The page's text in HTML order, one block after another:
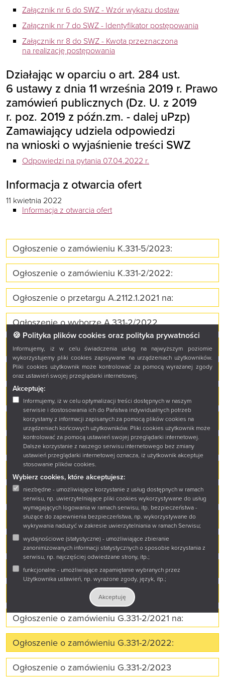
🍪 Polityka plików cookies oraz polityka prywatności
Informujemy, iż w celu świadczenia usług na najwyższym poziomie
wykorzystujemy pliki cookies zapisywane na urządzeniach użytkowników.
Pliki cookies użytkownik może kontrolować za pomocą wyrażanej zgody
oraz ustawień swojej przeglądarki internetowej.
Akceptuję:
Informujemy, iż w celu optymalizacji treści dostępnych w naszym
serwisie i dostosowania ich do Państwa indywidualnych potrzeb
korzystamy z informacji zapisanych za pomocą plików cookies na
urządzeniach końcowych użytkowników. Pliki cookies użytkownik może
kontrolować za pomocą ustawień swojej przeglądarki internetowej.
Dalsze korzystanie z naszego serwisu internetowego bez zmiany
ustawień przeglądarki internetowej oznacza, iż użytkownik akceptuje
stosowanie plików cookies.
Wybierz cookies, które akceptujesz:
niezbędne - umożliwiające korzystanie z usług dostępnych w ramach
serwisu, np. uwierzytelniające pliki cookies wykorzystywane do usług
wymagających logowania w ramach serwisu, itp. bezpieczeństwa -
służące do zapewnienia bezpieczeństwa, np. wykorzystywane do
wykrywania nadużyć w zakresie uwierzytelniania w ramach Serwisu;
wydajnościowe (statystyczne) - umożliwiające zbieranie
zanonimizowanych informacji statystycznych o sposobie korzystania z
serwisu, np. najczęściej odwiedzane strony, itp.;
funkcjonalne - umożliwiające zapamiętanie wybranych przez
Użytkownika ustawień, np. wyrażone zgody, język, itp.;
Akceptuję
Załącznik nr 6 do SWZ - Wzór wykazu dostaw
Załącznik nr 7 do SWZ - Identyfikator postępowania
Załącznik nr 8 do SWZ - Kwota przeznaczona
na realizację postępowania
Działając w oparciu o art. 284 ust.
6 ustawy z dnia 11 września 2019 r. Prawo
zamówień publicznych (Dz. U. z 2019
r. poz. 2019 z późn.zm. - dalej uPzp)
Zamawiający udziela odpowiedzi
na wnioski o wyjaśnienie treści SWZ
Odpowiedzi na pytania 07.04.2022 r.
Informacja z otwarcia ofert
11 kwietnia 2022
Informacja z otwarcia ofert
Ogłoszenie o zamówieniu K.331-5/2023:
Ogłoszenie o zamówieniu K.331-2/2022:
Ogłoszenie o przetargu A.2112.1.2021 na:
Ogłoszenie o wyborze A.331-2/2022
Ogłoszenie o wyborze G.331-4/2022
Ogłoszenie o wyborze K.331-1/2022 Cz. 2
Ogłoszenie o wyborze K.331-1/2022 Cz. 3
Ogłoszenie o wyborze K.331-2/2022
Ogłoszenie o wyborze K.331-3/2022
Ogłoszenie o zamówieniu A.331-1/2022:
Ogłoszenie o zamówieniu A.331-2/2022:
Ogłoszenie o zamówieniu G.331-1/2020 na:
Ogłoszenie o zamówieniu G.331-1/2021 na:
Ogłoszenie o zamówieniu G.331-1/2022 na:
Ogłoszenie o zamówieniu G.331-1/2023:
Ogłoszenie o zamówieniu G.331-2/2021 na:
Ogłoszenie o zamówieniu G.331-2/2022:
Ogłoszenie o zamówieniu G.331-2/2023